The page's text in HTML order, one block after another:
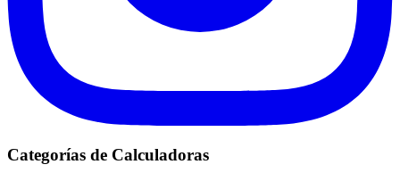
Categorías de Calculadoras